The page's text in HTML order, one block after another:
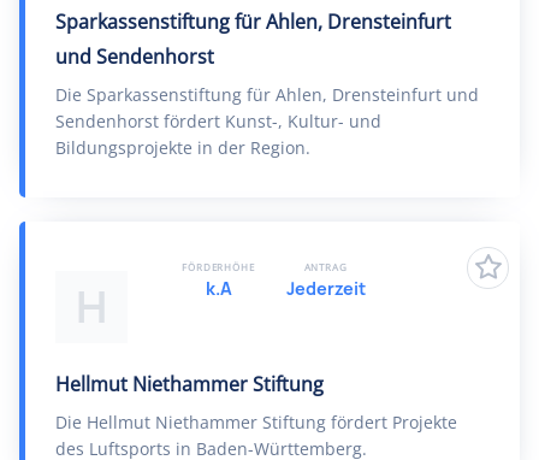
Sparkassenstiftung für Ahlen, Drensteinfurt
und Sendenhorst
Die Sparkassenstiftung für Ahlen, Drensteinfurt und
Sendenhorst fördert Kunst-, Kultur- und
Bildungsprojekte in der Region.
H
Hellmut Niethammer Stiftung
Die Hellmut Niethammer Stiftung fördert Projekte
des Luftsports in Baden-Württemberg.
FÖRDERHÖHE
k.A
ANTRAG
Jederzeit